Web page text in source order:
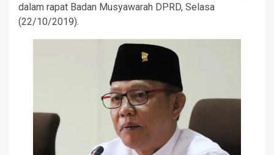
dalam rapat Badan Musyawarah DPRD, Selasa
(22/10/2019).